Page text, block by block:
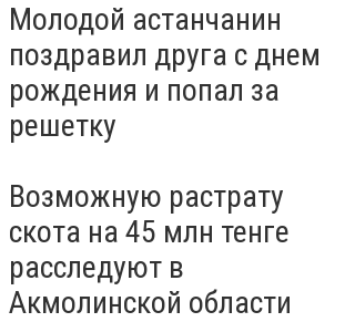
Молодой астанчанин
поздравил друга с днем
рождения и попал за
решетку
Возможную растрату
скота на 45 млн тенге
расследуют в
Акмолинской области